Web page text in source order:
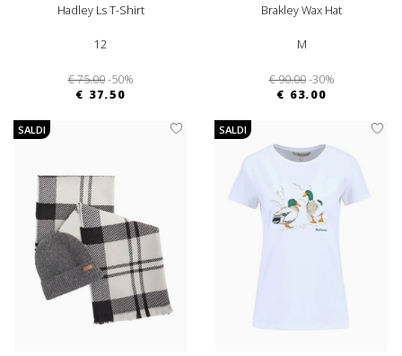
Hadley Ls T-Shirt
12
€ 75.00 -50%
€ 37.50
Brakley Wax Hat
M
€ 90.00 -30%
€ 63.00
SALDI SALDI